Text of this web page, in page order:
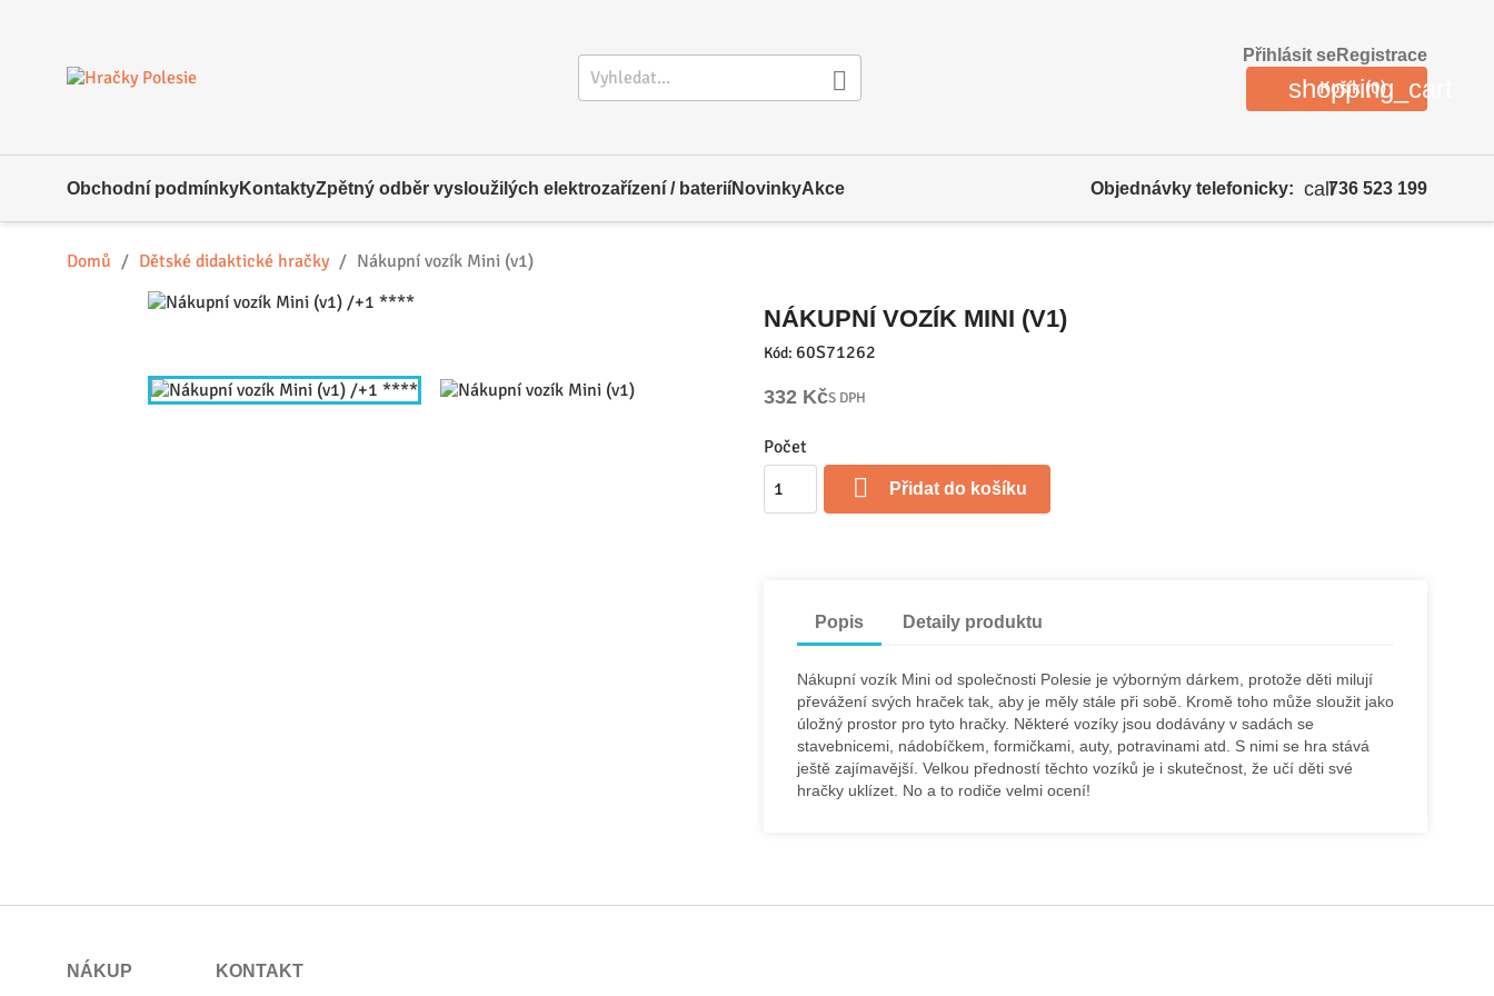

Přihlásit seRegistrace
shopping_cart
Košík (0)
Obchodní podmínkyKontaktyZpětný odběr vysloužilých elektrozařízení / bateriíNovinkyAkce Objednávky telefonicky: call736 523 199
Domů Dětské didaktické hračky Nákupní vozík Mini (v1)
NÁKUPNÍ VOZÍK MINI (V1)
Kód: 60S71262
332 KčS DPH
Počet
 Přidat do košíku
Popis Detaily produktu
Nákupní vozík Mini od společnosti Polesie je výborným dárkem, protože děti milují
převážení svých hraček tak, aby je měly stále při sobě. Kromě toho může sloužit jako
úložný prostor pro tyto hračky. Některé vozíky jsou dodávány v sadách se
stavebnicemi, nádobíčkem, formičkami, auty, potravinami atd. S nimi se hra stává
ještě zajímavější. Velkou předností těchto vozíků je i skutečnost, že učí děti své
hračky uklízet. No a to rodiče velmi ocení!
NÁKUP KONTAKT